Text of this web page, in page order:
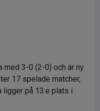
med 3-0 (2-0) och är ny
17 spelade matcher,
ligger på 13:e plats i